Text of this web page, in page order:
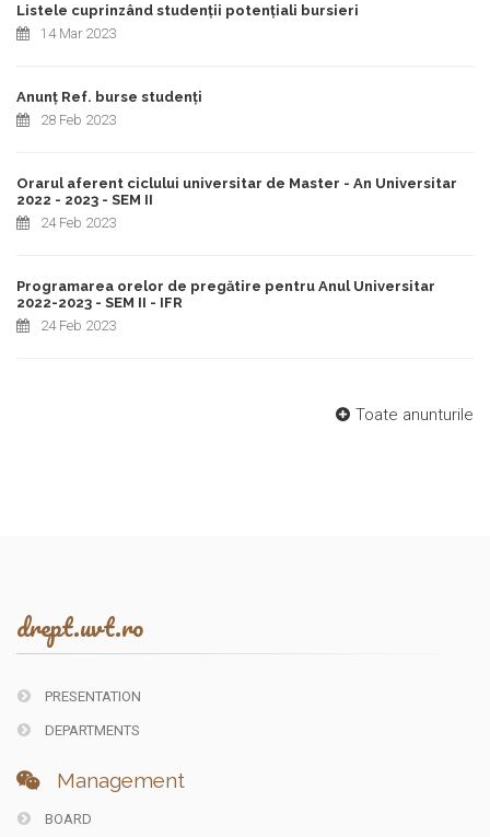
Listele cuprinzând studenții potențiali bursieri
14 Mar 2023
Anunț Ref. burse studenți
28 Feb 2023
Orarul aferent ciclului universitar de Master - An Universitar
2022 - 2023 - SEM II
24 Feb 2023
Programarea orelor de pregătire pentru Anul Universitar
2022-2023 - SEM II - IFR
24 Feb 2023
Toate anunturile
drept.uvt.ro
PRESENTATION
DEPARTMENTS
Management
BOARD